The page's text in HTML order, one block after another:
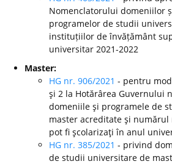
Nomenclatorului domeniilor
programelor de studii
instituțiilor de învățământ
universitar 2021-2022
Master:
HG nr. 906/2021 - pentru
şi 2 la Hotărârea Guvernului
domeniile şi programele de
master acreditate şi
pot fi şcolarizaţi în anul
HG nr. 385/2021 - privind
de studii universitare de